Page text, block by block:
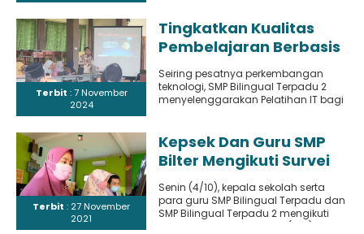
STE
Terbit : 7 November
2024
Tingkatkan Kualitas
Pembelajaran Berbasis
Teknologi, Tim IT SMP
Bilie Adakan Pelatihan
IT Bagi Guru
Seiring pesatnya perkembangan
teknologi, SMP Bilingual Terpadu 2
menyelenggarakan Pelatihan IT bagi
pembelajaran. Kegiatan..
Terbit : 27 November
2021
Kepsek Dan Guru SMP
Bilter Mengikuti Survei
Lingkungan Belajar
(SLB)
Senin (4/10), kepala sekolah serta
para guru SMP Bilingual Terpadu dan
SMP Bilingual Terpadu 2 mengikuti
survei lingkungan belajar (SLB)